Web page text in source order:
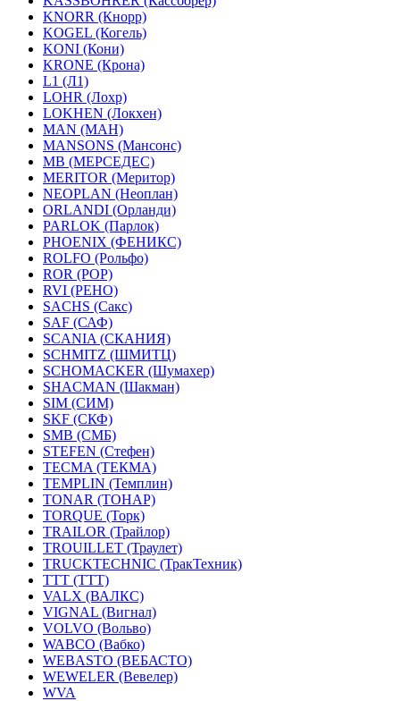
KNORR (Кнорр)
KOGEL (Когель)
KONI (Кони)
KRONE (Крона)
L1 (Л1)
LOHR (Лохр)
LOKHEN (Локхен)
MAN (МАН)
MANSONS (Мансонс)
MB (МЕРСЕДЕС)
MERITOR (Меритор)
NEOPLAN (Неоплан)
ORLANDI (Орланди)
PARLOK (Парлок)
PHOENIX (ФЕНИКС)
ROLFO (Рольфо)
ROR (РОР)
RVI (РЕНО)
SACHS (Сакс)
SAF (САФ)
SCANIA (СКАНИЯ)
SCHMITZ (ШМИТЦ)
SCHOMACKER (Шумахер)
SHACMAN (Шакман)
SIM (СИМ)
SKF (СКФ)
SMB (СМБ)
STEFEN (Стефен)
TECMA (ТЕКМА)
TEMPLIN (Темплин)
TONAR (ТОНАР)
TORQUE (Торк)
TRAILOR (Трайлор)
TROUILLET (Траулет)
TRUCKTECHNIC (ТракТехник)
TTT (ТТТ)
VALX (ВАЛКС)
VIGNAL (Вигнал)
VOLVO (Вольво)
WABCO (Вабко)
WEBASTO (ВЕБАСТО)
WEWELER (Вевелер)
WVA